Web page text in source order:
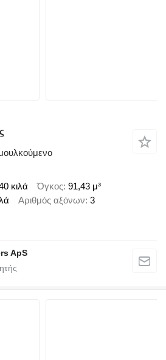
κιλά Όγκος 91,43 μ³
Αριθμός αξόνων 3
ApS